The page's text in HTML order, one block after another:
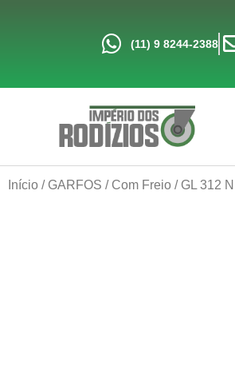
(11) 9 8244-2388
Início / GARFOS / Com Freio / GL 312